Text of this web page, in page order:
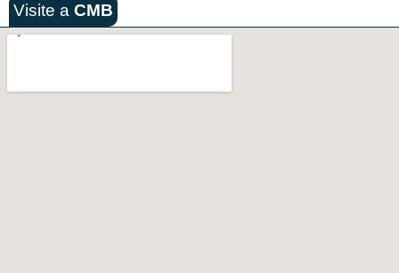
Visite a CMB